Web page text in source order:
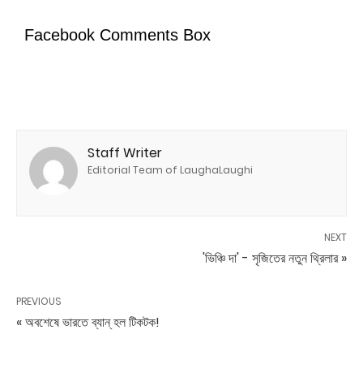
Facebook Comments Box
Staff Writer
Editorial Team of LaughaLaughi
NEXT
'ভিঞ্চি দা' - সৃজিতের নতুন থ্রিলার »
PREVIOUS
« অবশেষে ভারতে ব্যান্ হল টিকটক!